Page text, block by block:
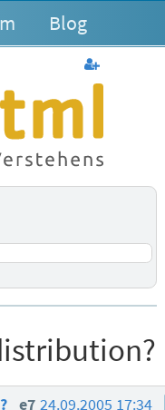
Blog
e7 24.09.2005 17:34